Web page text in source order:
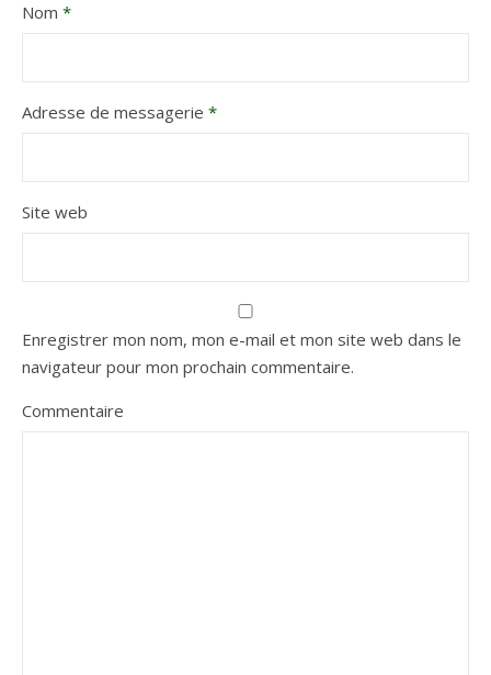
Nom *
Adresse de messagerie *
Site web
Enregistrer mon nom, mon e-mail et mon site web dans le
navigateur pour mon prochain commentaire.
Commentaire